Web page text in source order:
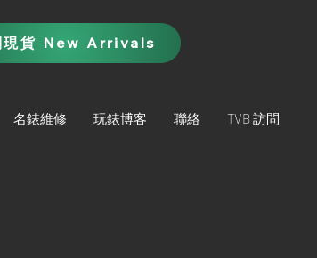
現貨 New Arrivals
名錶維修 玩錶博客 聯絡 TVB 訪問